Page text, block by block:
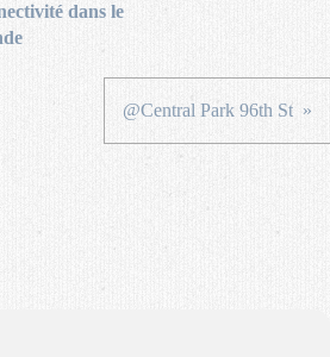
dans le
@Central Park 96th St